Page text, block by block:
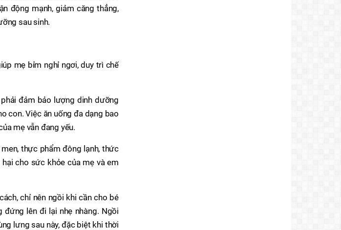
động mạnh, giảm căng thẳng,
sau sinh.
mẹ bỉm nghỉ ngơi, duy trì chế
đảm bảo lượng dinh dưỡng
con. Việc ăn uống đa dạng bao
mẹ vẫn đang yếu.
thực phẩm đông lạnh, thức
cho sức khỏe của mẹ và em
chỉ nên ngồi khi cần cho bé
đứng lên đi lại nhẹ nhàng. Ngồi
lưng sau này, đặc biệt khi thời